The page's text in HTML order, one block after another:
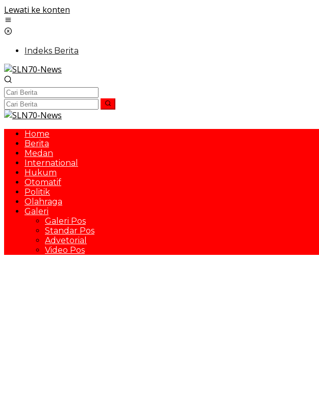
Lewati ke konten
Indeks Berita
Home
Berita
Medan
International
Hukum
Otomatif
Politik
Olahraga
Galeri
Galeri Pos
Standar Pos
Advetorial
Video Pos